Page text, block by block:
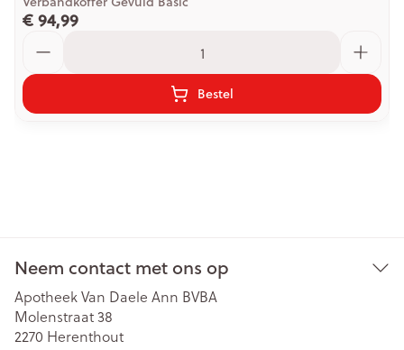
€ 94,99
Bestel
Neem contact met ons op
Apotheek Van Daele Ann BVBA
Molenstraat 38
2270 Herenthout